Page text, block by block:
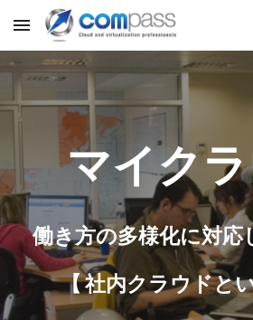
Skip to main content
マイク
働き方の多様化に対応
【 社内クラウドと